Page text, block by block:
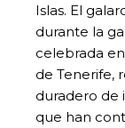
Islas. El
durante la
celebrada
de Tenerife,
duradero de
que han